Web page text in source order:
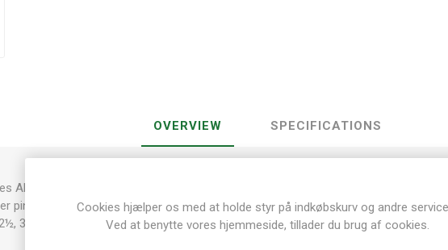
OVERVIEW SPECIFICATIONS
Aluminium hæklepinde/ hæklenåle sæt med Soft-Feel skaft
pink Nappa taske med lynlås.
3, 3½, 4, 4½, 5, 5½ og 6 mm
Cookies hjælper os med at holde styr på indkøbskurv og andre
Ved at benytte vores hjemmeside, tillader du brug af cookies.